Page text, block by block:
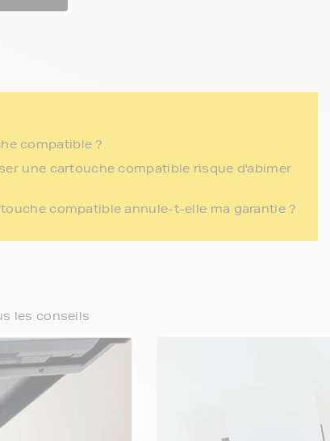
compatible ?
une cartouche compatible risque d'abimer
compatible annule-t-elle ma garantie ?
les conseils